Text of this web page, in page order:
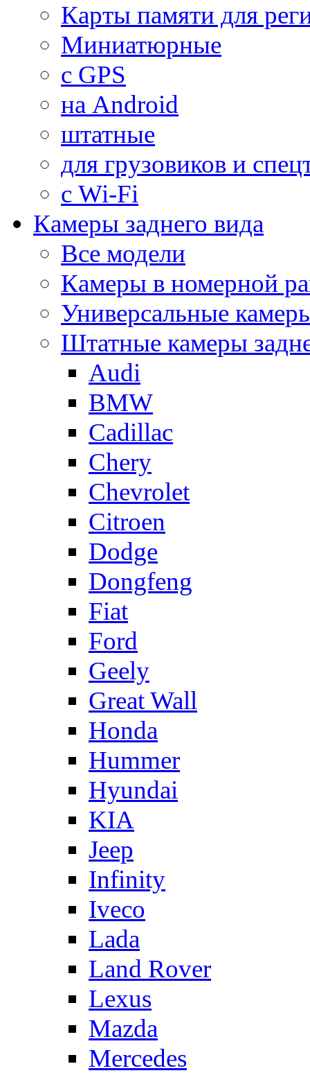
Карты памяти для
Миниатюрные
с GPS
на Android
штатные
для грузовиков и
с Wi-Fi
Камеры заднего вида
Все модели
Камеры в номерной
Универсальные
Штатные камеры
Audi
BMW
Cadillac
Chery
Chevrolet
Citroen
Dodge
Dongfeng
Fiat
Ford
Geely
Great Wall
Honda
Hummer
Hyundai
KIA
Jeep
Infinity
Iveco
Lada
Land Rover
Lexus
Mazda
Mercedes